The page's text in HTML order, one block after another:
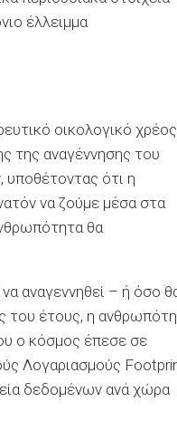
έλλειμμα
οικολογικό χρέος
της αναγέννησης του
υποθέτοντας ότι η
να ζούμε μέσα στα
θα
αναγεννηθεί – ή όσο
του έτους, η
ο κόσμος έπεσε σε
Λογαριασμούς
δεδομένων ανά χώρα